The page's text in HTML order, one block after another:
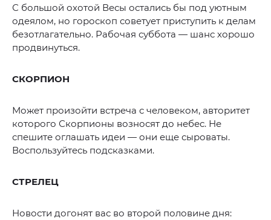
С большой охотой Весы остались бы под уютным
одеялом, но гороскоп советует приступить к делам
безотлагательно. Рабочая суббота — шанс хорошо
продвинуться.
СКОРПИОН
Может произойти встреча с человеком, авторитет
которого Скорпионы возносят до небес. Не
спешите оглашать идеи — они еще сыроваты.
Воспользуйтесь подсказками.
СТРЕЛЕЦ
Новости догонят вас во второй половине дня: